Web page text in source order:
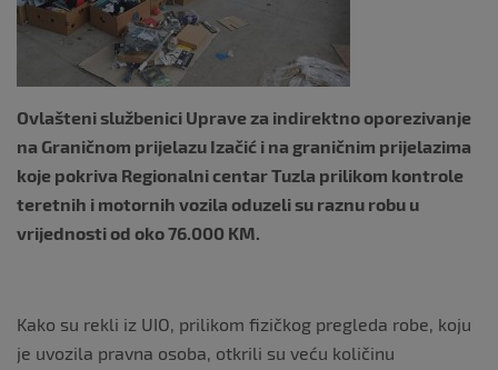
Ovlašteni službenici Uprave za indirektno oporezivanje
na Graničnom prijelazu Izačić i na graničnim prijelazima
koje pokriva Regionalni centar Tuzla prilikom kontrole
teretnih i motornih vozila oduzeli su raznu robu u
vrijednosti od oko 76.000 KM.
Kako su rekli iz UIO, prilikom fizičkog pregleda robe, koju
je uvozila pravna osoba, otkrili su veću količinu